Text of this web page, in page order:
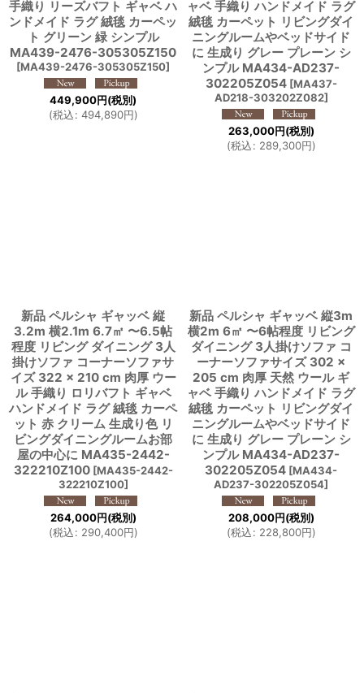
手織り リーズバフト ギャベ ハ
ンドメイド ラグ 絨毯 カーペッ
ト グリーン 緑 シンプル
MA439-2476-305305Z150
[MA439-2476-305305Z150]
449,900円(税別)
(税込: 494,890円)
ャベ 手織り ハンドメイド ラグ
絨毯 カーペット リビングダイ
ニングルームやベッドサイド
に 生成り グレー プレーン シ
ンプル MA434-AD237-
302205Z054 [MA437-
AD218-303202Z082]
263,000円(税別)
(税込: 289,300円)
新品 ペルシャ ギャッベ 縦
3.2m 横2.1m 6.7㎡ 〜6.5帖
程度 リビング ダイニング 3人
掛けソファ コーナーソファサ
イズ 322 × 210 cm 肉厚 ウー
ル 手織り ロリバフト ギャベ
ハンドメイド ラグ 絨毯 カーペ
ット 赤 クリーム 生成り色 リ
ビングダイニングルームお部
屋の中心に MA435-2442-
322210Z100 [MA435-2442-
322210Z100]
264,000円(税別)
(税込: 290,400円)
新品 ペルシャ ギャッベ 縦3m
横2m 6㎡ 〜6帖程度 リビング
ダイニング 3人掛けソファ コ
ーナーソファサイズ 302 ×
205 cm 肉厚 天然 ウール ギ
ャベ 手織り ハンドメイド ラグ
絨毯 カーペット リビングダイ
ニングルームやベッドサイド
に 生成り グレー プレーン シ
ンプル MA434-AD237-
302205Z054 [MA434-
AD237-302205Z054]
208,000円(税別)
(税込: 228,800円)